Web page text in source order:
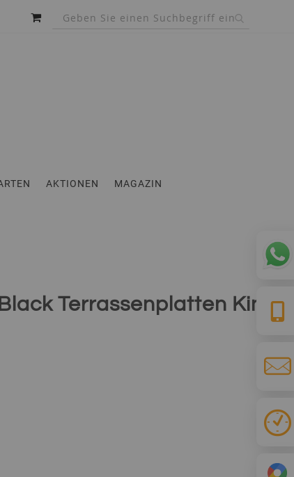
AKTIONEN MAGAZIN
Terrassenplatten King